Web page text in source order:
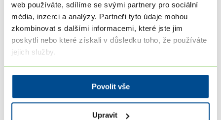
web používáte, sdílíme se svými partnery pro sociální
média, inzerci a analýzy. Partneři tyto údaje mohou
zkombinovat s dalšími informacemi, které jste jim
poskytli nebo které získali v důsledku toho, že používáte
jejich služby.
Povolit vše
Upravit
Přihláška
1 Objednejte
Vyplňte své údaje. Do e-mailu vám ihned
kurzem dostanete fakturu na doplatek
kurzu. Rychlou úhradu usnadní QR kód.